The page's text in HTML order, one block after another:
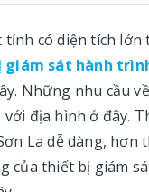
tỉnh có diện tích
sát hành
Những nhu cầu
địa hình ở đây.
La dễ dàng, hơn
của thiết bị giám